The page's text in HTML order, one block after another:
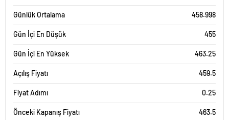
Günlük Ortalama 458.998
Gün İçi En Düşük 455
Gün İçi En Yüksek 463.25
Açılış Fiyatı 459.5
Fiyat Adımı 0.25
Önceki Kapanış Fiyatı 463.5